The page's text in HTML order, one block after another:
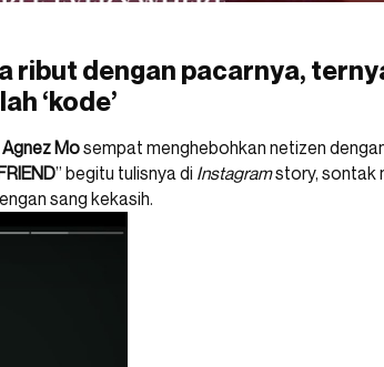
ribut dengan pacarnya,
‘kode’
Agnez Mosempat menghebohkan netizen
” begitu tulisnya di Instagramstory, sontak
sang kekasih.